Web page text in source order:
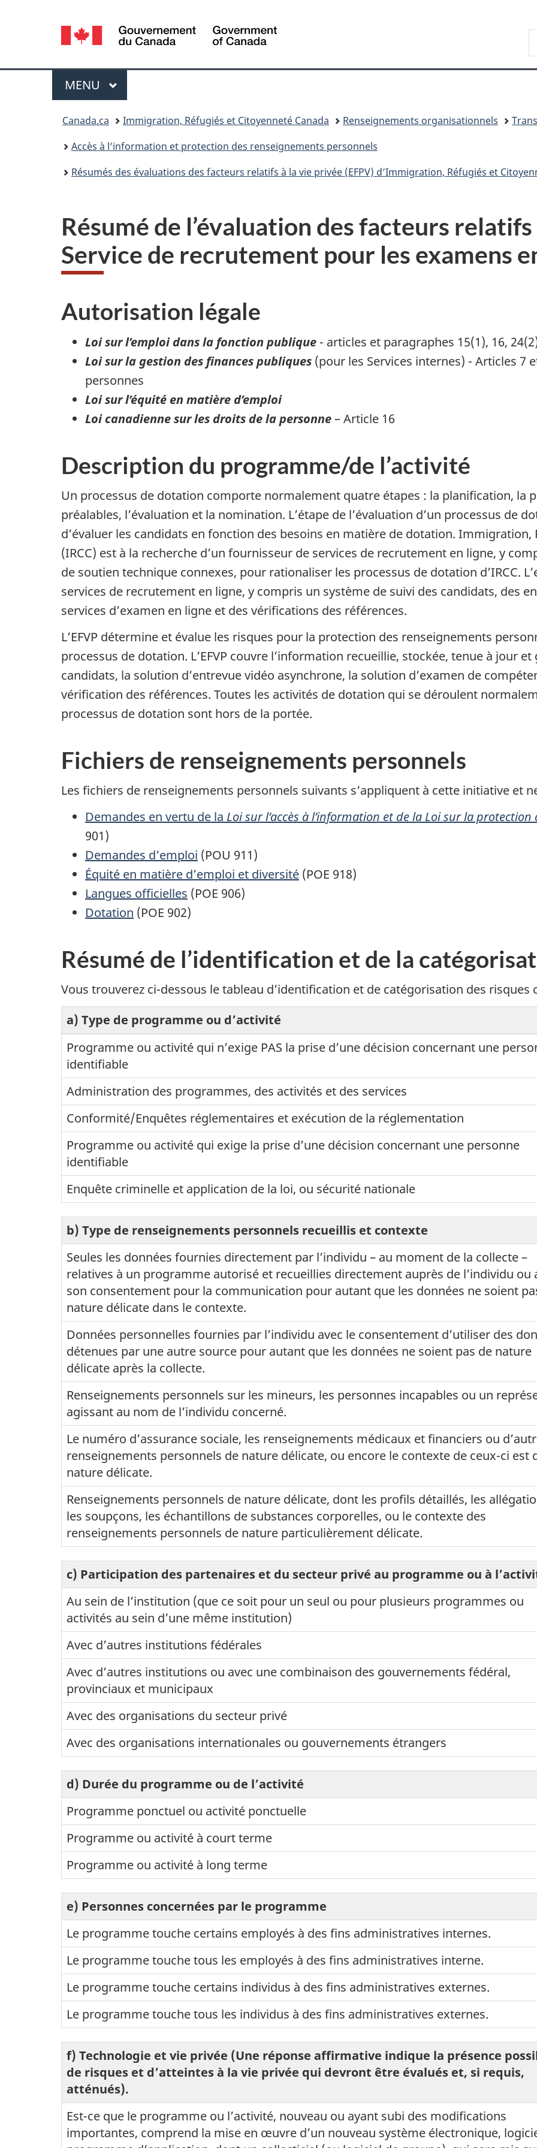
sujet
HTML
Sélection
de
la
langue
Canada
Menu
MENU PRINCIPAL
Canada.ca Immigration, Réfugiés et Citoyenneté Canada Renseignements organisationnels
Accès à l’information et protection des renseignements personnels
Résumés des évaluations des facteurs relatifs à la vie privée (EFPV) d’Immigration, Réfugiés et
Résumé de l’évaluation des facteurs
Service de recrutement pour les examens
Autorisation légale
Loi sur l’emploi dans la fonction publique - articles et paragraphes 15(1), 16,
Loi sur la gestion des finances publiques (pour les Services internes) - Articles 7
personnes
Loi sur l’équité en matière d’emploi
Loi canadienne sur les droits de la personne– Article 16
Description du programme/de l’activité
Un processus de dotation comporte normalement quatre étapes : la planification, la
préalables, l’évaluation et la nomination. L’étape de l’évaluation d’un processus de
d’évaluer les candidats en fonction des besoins en matière de dotation. Immigration,
(IRCC) est à la recherche d’un fournisseur de services de recrutement en ligne, y
de soutien technique connexes, pour rationaliser les processus de dotation d’IRCC.
services de recrutement en ligne, y compris un système de suivi des candidats, des
services d’examen en ligne et des vérifications des références.
L’EFVP détermine et évalue les risques pour la protection des renseignements
processus de dotation. L’EFVP couvre l’information recueillie, stockée, tenue à jour
candidats, la solution d’entrevue vidéo asynchrone, la solution d’examen de
vérification des références. Toutes les activités de dotation qui se déroulent
processus de dotation sont hors de la portée.
Fichiers de renseignements personnels
Les fichiers de renseignements personnels suivants s’appliquent à cette initiative et
Demandes en vertu de la Loi sur l’accès à l’information et de la Loi sur la
901)
Demandes d’emploi (POU 911)
Équité en matière d’emploi et diversité (POE 918)
Langues officielles (POE 906)
Dotation (POE 902)
Résumé de l’identification et de la
Vous trouverez ci-dessous le tableau d’identification et de catégorisation des
a) Type de programme ou d’activité
Programme ou activité qui n’exige PAS la prise d’une décision concernant une
identifiable
Administration des programmes, des activités et des services
Conformité/Enquêtes réglementaires et exécution de la réglementation
Programme ou activité qui exige la prise d’une décision concernant une personne
identifiable
Enquête criminelle et application de la loi, ou sécurité nationale
b) Type de renseignements personnels recueillis et contexte
Seules les données fournies directement par l’individu – au moment de la collecte –
relatives à un programme autorisé et recueillies directement auprès de l’individu ou
son consentement pour la communication pour autant que les données ne soient
nature délicate dans le contexte.
Données personnelles fournies par l’individu avec le consentement d’utiliser des
détenues par une autre source pour autant que les données ne soient pas de nature
délicate après la collecte.
Renseignements personnels sur les mineurs, les personnes incapables ou un
agissant au nom de l’individu concerné.
Le numéro d’assurance sociale, les renseignements médicaux et financiers ou
renseignements personnels de nature délicate, ou encore le contexte de ceux-ci est
nature délicate.
Renseignements personnels de nature délicate, dont les profils détaillés, les
les soupçons, les échantillons de substances corporelles, ou le contexte des
renseignements personnels de nature particulièrement délicate.
c) Participation des partenaires et du secteur privé au programme ou à
Au sein de l’institution (que ce soit pour un seul ou pour plusieurs programmes ou
activités au sein d’une même institution)
Avec d’autres institutions fédérales
Avec d’autres institutions ou avec une combinaison des gouvernements fédéral,
provinciaux et municipaux
Avec des organisations du secteur privé
Avec des organisations internationales ou gouvernements étrangers
d) Durée du programme ou de l’activité
Programme ponctuel ou activité ponctuelle
Programme ou activité à court terme
Programme ou activité à long terme
e) Personnes concernées par le programme
Le programme touche certains employés à des fins administratives internes.
Le programme touche tous les employés à des fins administratives interne.
Le programme touche certains individus à des fins administratives externes.
Le programme touche tous les individus à des fins administratives externes.
f) Technologie et vie privée (Une réponse affirmative indique la présence
de risques et d’atteintes à la vie privée qui devront être évalués et, si requis,
atténués).
Est-ce que le programme ou l’activité, nouveau ou ayant subi des modifications
importantes, comprend la mise en œuvre d’un nouveau système électronique,